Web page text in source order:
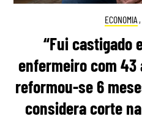
ECONOMIA ,
“Fui castigado
enfermeiro com 43
reformou-se 6
considera corte